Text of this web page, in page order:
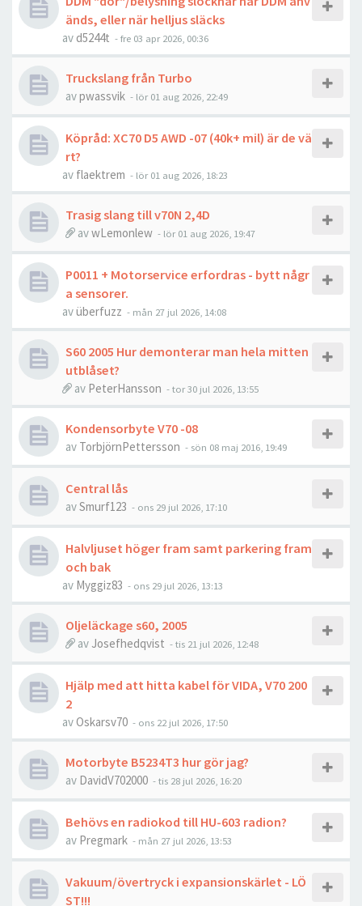
änds, eller när helljus släcks
av d5244t - fre 03 apr 2026, 00:36
Truckslang från Turbo
avpwassvik - lör 01 aug 2026, 22:49
Köpråd: XC70 D5 AWD -07 (40k+ mil) är de vä
rt?
av flaektrem - lör 01 aug 2026, 18:23
Trasig slang till v70N 2,4D
avwLemonlew - lör 01 aug 2026, 19:47
P0011 + Motorservice erfordras - bytt någr
a sensorer.
avüberfuzz - mån 27 jul 2026, 14:08
S60 2005 Hur demonterar man hela mitten
utblåset?
av PeterHansson - tor 30 jul 2026, 13:55
Kondensorbyte V70 -08
av TorbjörnPettersson - sön 08 maj 2016, 19:49
Central lås
avSmurf123 - ons 29 jul 2026, 17:10
Halvljuset höger fram samt parkering fram
och bak
av Myggiz83 - ons 29 jul 2026, 13:13
Oljeläckage s60, 2005
av Josefhedqvist - tis 21 jul 2026, 12:48
Hjälp med att hitta kabel för VIDA, V70 200
2
avOskarsv70 - ons 22 jul 2026, 17:50
Motorbyte B5234T3 hur gör jag?
av DavidV702000 - tis 28 jul 2026, 16:20
Behövs en radiokod till HU-603 radion?
av Pregmark - mån 27 jul 2026, 13:53
Vakuum/övertryck i expansionskärlet - LÖ
ST!!!